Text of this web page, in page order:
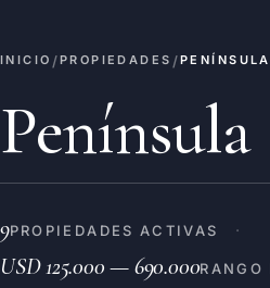
INICIO /PROPIEDADES /PENÍNSULA
Península
9PROPIEDADES ACTIVAS ·
USD 125.000 — 690.000RANGO